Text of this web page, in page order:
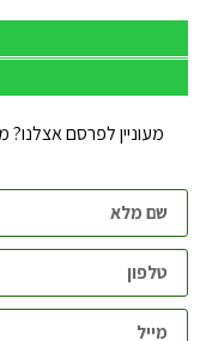
מעוניין לפרסם